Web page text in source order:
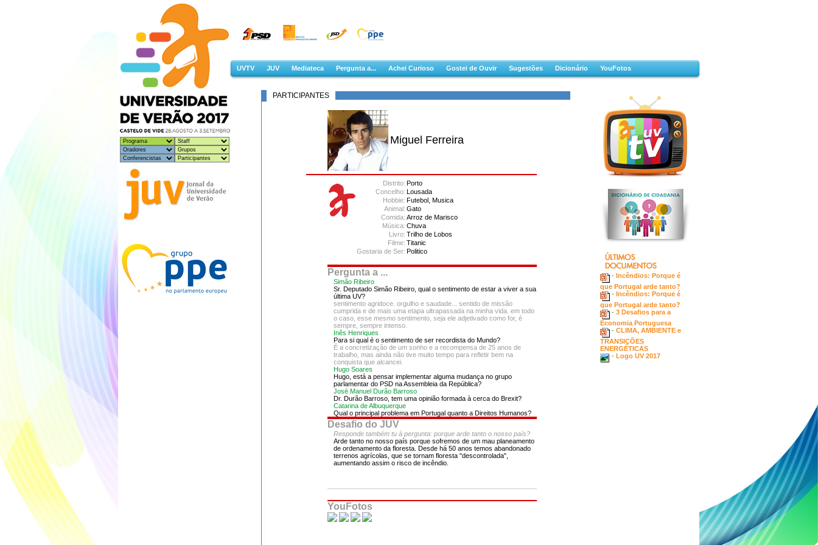
UVTV JUV Mediateca Pergunta a... Achei Curioso Gostei de Ouvir Sugestões Dicionário YouFotos
PARTICIPANTES
Miguel Ferreira
Distrito: Porto
Concelho: Lousada
Hobbie: Futebol, Musica
Animal: Gato
Comida: Arroz de Marisco
Música: Chuva
Livro: Trilho de Lobos
Filme: Titanic
Gostaria de Ser: Politico
Pergunta a ...
Simão Ribeiro
Sr. Deputado Simão Ribeiro, qual o sentimento de estar a viver a sua
última UV?
sentimento agridoce. orgulho e saudade... sentido de missão
cumprida e de mais uma etapa ultrapassada na minha vida. em todo
o caso, esse mesmo sentimento, seja ele adjetivado como for, é
sempre, sempre intenso.
Inês Henriques
Para si qual é o sentimento de ser recordista do Mundo?
É a concretização de um sonho e a recompensa de 25 anos de
trabalho, mas ainda não tive muito tempo para refletir bem na
conquista que alcancei.
Hugo Soares
Hugo, está a pensar implementar alguma mudança no grupo
parlamentar do PSD na Assembleia da República?
José Manuel Durão Barroso
Dr. Durão Barroso, tem uma opinião formada à cerca do Brexit?
Catarina de Albuquerque
Qual o principal problema em Portugal quanto a Direitos Humanos?
Desafio do JUV
Responde também tu à pergunta: porque arde tanto o nosso país?
Arde tanto no nosso país porque sofremos de um mau planeamento
de ordenamento da floresta. Desde há 50 anos temos abandonado
terrenos agrícolas, que se tornam floresta "descontrolada",
aumentando assim o risco de incêndio.
YouFotos
- Incêndios: Porque é
que Portugal arde tanto?
- Incêndios: Porque é
que Portugal arde tanto?
- 3 Desafios para a
Economia Portuguesa
- CLIMA, AMBIENTE e
TRANSIÇÕES
ENERGÉTICAS
- Logo UV 2017